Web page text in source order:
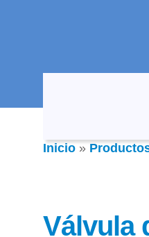
Inicio »
Válvula